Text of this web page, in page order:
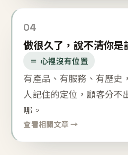
04
做很久了，說不清你是
＝ 心裡沒有位置
有產品、有服務、有歷史
人記住的定位，顧客分不
哪。
查看相關文章 →